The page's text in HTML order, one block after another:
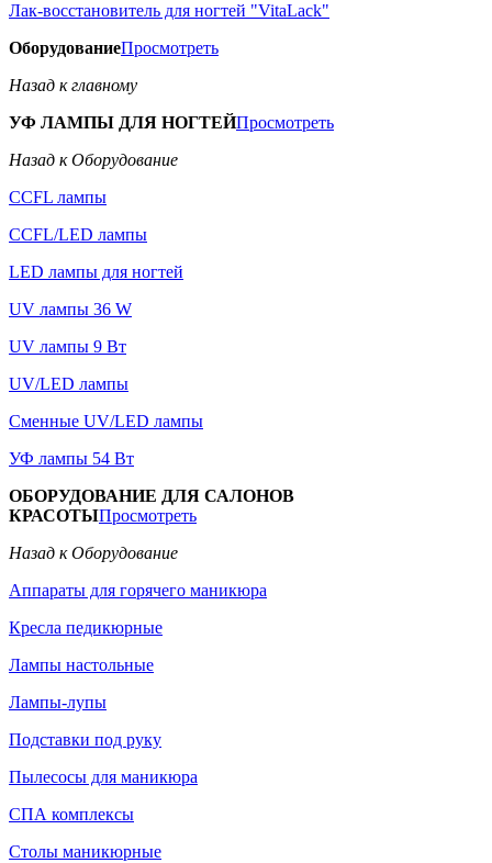
Лак-восстановитель для ногтей "VitaLack"
ОборудованиеПросмотреть
Назад к главному
УФ ЛАМПЫ ДЛЯ НОГТЕЙПросмотреть
Назад к Оборудование
CCFL лампы
CCFL/LED лампы
LED лампы для ногтей
UV лампы 36 W
UV лампы 9 Вт
UV/LED лампы
Сменные UV/LED лампы
УФ лампы 54 Вт
ОБОРУДОВАНИЕ ДЛЯ САЛОНОВ
КРАСОТЫПросмотреть
Назад к Оборудование
Аппараты для горячего маникюра
Кресла педикюрные
Лампы настольные
Лампы-лупы
Подставки под руку
Пылесосы для маникюра
СПА комплексы
Столы маникюрные